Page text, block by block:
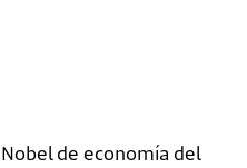
de economía del